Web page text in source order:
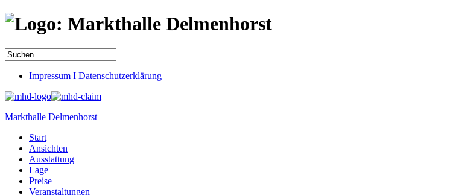
Impressum I Datenschutzerklärung
Markthalle Delmenhorst
Start
Ansichten
Ausstattung
Lage
Preise
Veranstaltungen